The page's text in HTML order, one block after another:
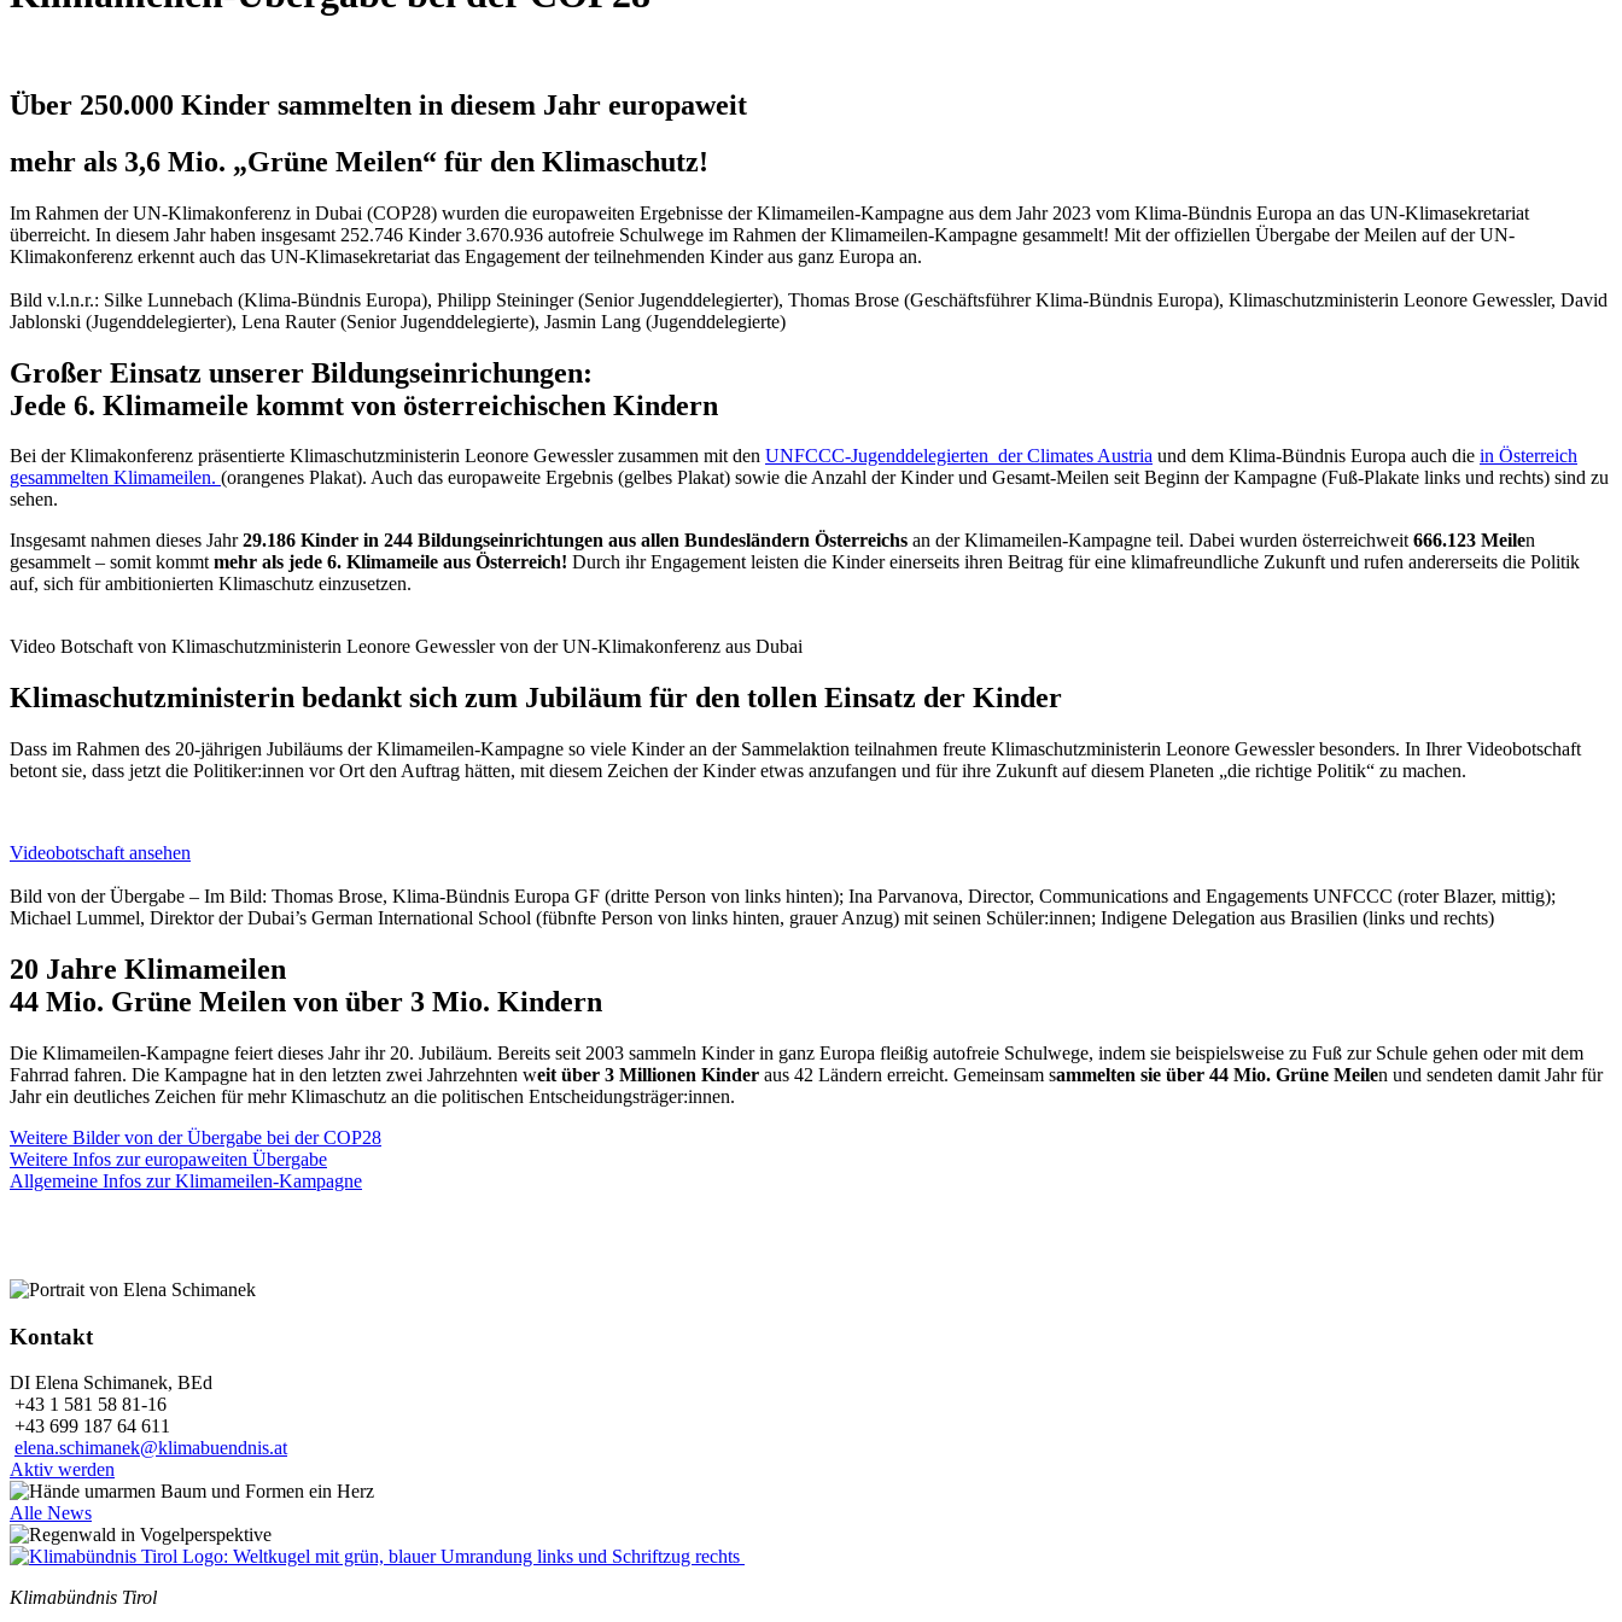
Über 250.000 Kinder sammelten in diesem Jahr europaweit
mehr als 3,6 Mio. „Grüne Meilen“ für den Klimaschutz!
Im Rahmen der UN-Klimakonferenz in Dubai (COP28) wurden die europaweiten Ergebnisse der Klimameilen-Kampagne aus dem Jahr 2023 vom Klima-Bündnis Europa an das UN-Klimasekretariat
überreicht. In diesem Jahr haben insgesamt 252.746 Kinder 3.670.936 autofreie Schulwege im Rahmen der Klimameilen-Kampagne gesammelt! Mit der offiziellen Übergabe der Meilen auf der UN-
Klimakonferenz erkennt auch das UN-Klimasekretariat das Engagement der teilnehmenden Kinder aus ganz Europa an.
Bild v.l.n.r.: Silke Lunnebach (Klima-Bündnis Europa), Philipp Steininger (Senior Jugenddelegierter), Thomas Brose (Geschäftsführer Klima-Bündnis Europa), Klimaschutzministerin Leonore Gewessler, David
Jablonski (Jugenddelegierter), Lena Rauter (Senior Jugenddelegierte), Jasmin Lang (Jugenddelegierte)
Großer Einsatz unserer Bildungseinrichungen:
Jede 6. Klimameile kommt von österreichischen Kindern
Bei der Klimakonferenz präsentierte Klimaschutzministerin Leonore Gewessler zusammen mit den UNFCCC-Jugenddelegierten der Climates Austria und dem Klima-Bündnis Europa auch die in Österreich
gesammelten Klimameilen. (orangenes Plakat). Auch das europaweite Ergebnis (gelbes Plakat) sowie die Anzahl der Kinder und Gesamt-Meilen seit Beginn der Kampagne (Fuß-Plakate links und rechts) sind zu
sehen.
Insgesamt nahmen dieses Jahr29.186 Kinder in 244 Bildungseinrichtungen aus allen Bundesländern Österreichs an der Klimameilen-Kampagne teil. Dabei wurden österreichweit666.123 Meilen
gesammelt – somit kommtmehr als jede 6. Klimameile aus Österreich! Durch ihr Engagement leisten die Kinder einerseits ihren Beitrag für eine klimafreundliche Zukunft und rufen andererseits die Politik
auf, sich für ambitionierten Klimaschutz einzusetzen.
Video Botschaft von Klimaschutzministerin Leonore Gewessler von der UN-Klimakonferenz aus Dubai
Klimaschutzministerin bedankt sich zum Jubiläum für den tollen Einsatz der Kinder
Dass im Rahmen des 20-jährigen Jubiläums der Klimameilen-Kampagne so viele Kinder an der Sammelaktion teilnahmen freute Klimaschutzministerin Leonore Gewessler besonders. In Ihrer Videobotschaft
betont sie, dass jetzt die Politiker:innen vor Ort den Auftrag hätten, mit diesem Zeichen der Kinder etwas anzufangen und für ihre Zukunft auf diesem Planeten „die richtige Politik“ zu machen.
Videobotschaft ansehen
Bild von der Übergabe – Im Bild: Thomas Brose, Klima-Bündnis Europa GF (dritte Person von links hinten); Ina Parvanova, Director, Communications and Engagements UNFCCC (roter Blazer, mittig);
Michael Lummel, Direktor der Dubai’s German International School (fübnfte Person von links hinten, grauer Anzug) mit seinen Schüler:innen; Indigene Delegation aus Brasilien (links und rechts)
20 Jahre Klimameilen
44 Mio. Grüne Meilen von über 3 Mio. Kindern
Die Klimameilen-Kampagne feiert dieses Jahr ihr 20. Jubiläum. Bereits seit 2003 sammeln Kinder in ganz Europa fleißig autofreie Schulwege, indem sie beispielsweise zu Fuß zur Schule gehen oder mit dem
Fahrrad fahren. Die Kampagne hat in den letzten zwei Jahrzehnten weit über 3 Millionen Kinder aus 42 Ländern erreicht. Gemeinsam sammelten sie über 44 Mio. Grüne Meilen und sendeten damit Jahr für
Jahr ein deutliches Zeichen für mehr Klimaschutz an die politischen Entscheidungsträger:innen.
Weitere Bilder von der Übergabe bei der COP28
Weitere Infos zur europaweiten Übergabe
Allgemeine Infos zur Klimameilen-Kampagne
Kontakt
DI Elena Schimanek, BEd
+43 1 581 58 81-16
+43 699 187 64 611
elena.schimanek@klimabuendnis.at
Aktiv werden
Alle News
Klimabündnis Tirol